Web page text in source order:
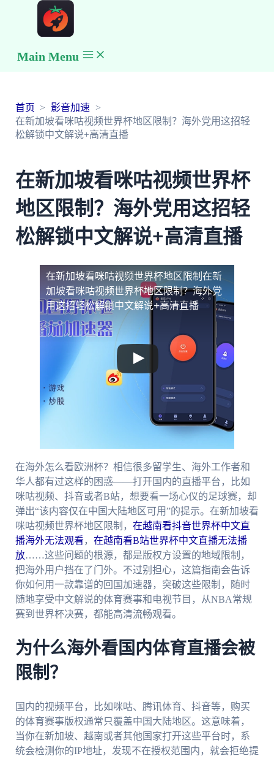
Main Menu
首页
影音加速
在新加坡看咪咕视频世界杯地区限制？海外党用这招轻
松解锁中文解说+高清直播
在新加坡看咪咕视频世界杯
地区限制？海外党用这招轻
松解锁中文解说+高清直播
在新加坡看咪咕视频世界杯地区限制 在新
加坡看咪咕视频世界杯地区限制？海外党
用这招轻松解锁中文解说+高清直播
在海外怎么看欧洲杯？相信很多留学生、海外工作者和
华人都有过这样的困惑——打开国内的直播平台，比如
咪咕视频、抖音或者B站，想要看一场心仪的足球赛，却
弹出“该内容仅在中国大陆地区可用”的提示。在新加坡看
咪咕视频世界杯地区限制， 在越南看抖音世界杯中文直
播海外无法观看 ， 在越南看B站世界杯中文直播无法播
放……这些问题的根源，都是版权方设置的地域限制，
把海外用户挡在了门外。不过别担心，这篇指南会告诉
你如何用一款靠谱的回国加速器，突破这些限制，随时
随地享受中文解说的体育赛事和电视节目，从NBA常规
赛到世界杯决赛，都能高清流畅观看。
为什么海外看国内体育直播会被
限制？
国内的视频平台，比如咪咕、腾讯体育、抖音等，购买
的体育赛事版权通常只覆盖中国大陆地区。这意味着，
当你在新加坡、越南或者其他国家打开这些平台时，系
统会检测你的IP地址，发现不在授权范围内，就会拒绝提